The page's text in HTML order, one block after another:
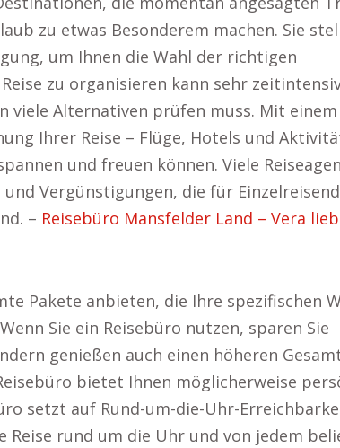
zu etwas Besonderem machen. Sie
um Ihnen die Wahl der richtigen
zu organisieren kann sehr
viele Alternativen prüfen muss. Mit einem
Ihrer Reise – Flüge, Hotels und
und freuen können. Viele
Vergünstigungen, die für
– Reisebüro Mansfelder Land – Vera
Pakete anbieten, die Ihre spezifischen
Sie ein Reisebüro nutzen, sparen Sie
genießen auch einen höheren
bietet Ihnen möglicherweise
setzt auf Rund-um-die-Uhr-
Reise rund um die Uhr und von jedem